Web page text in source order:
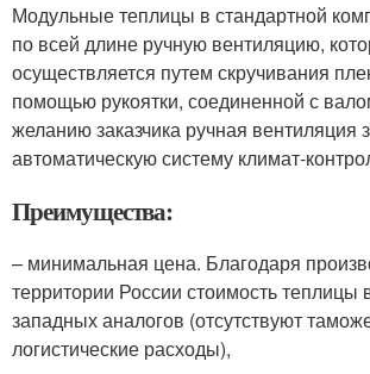
Модульные теплицы в стандартной
по всей длине ручную вентиляцию,
осуществляется путем скручивания
помощью рукоятки, соединенной с
желанию заказчика ручная вентиляция
автоматическую систему климат-
Преимущества:
– минимальная цена. Благодаря
территории России стоимость теплицы
западных аналогов (отсутствуют
логистические расходы),